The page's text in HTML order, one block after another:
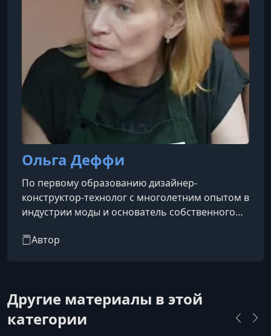
Ольга Деффи
По первому образованию дизайнер-
конструктор-технолог с многолетним опытом в
индустрии моды и основатель собственного
fashion-сфере посвятила себя изучению
современных кулинарных технологий,
проводит обучение для профессионалов и
любителей, консультирует рестораны и
Автор
Другие материалы в этой
категории